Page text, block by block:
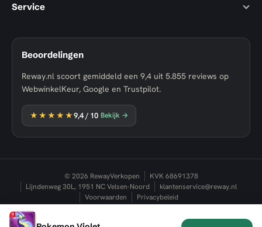
Service
Beoordelingen
Reway.nl scoort gemiddeld een 9,4 uit 5.855 reviews op
WebwinkelKeur, Google en Trustpilot.
★★★★★9,4/ 10 Bekijk →
© 2026 RewayVerkopen
KVK 68691378
Lijndenweg 30L, 1951 NC Velsen-Noord
klantenservice@reway.nl
Voorwaarden
Privacybeleid